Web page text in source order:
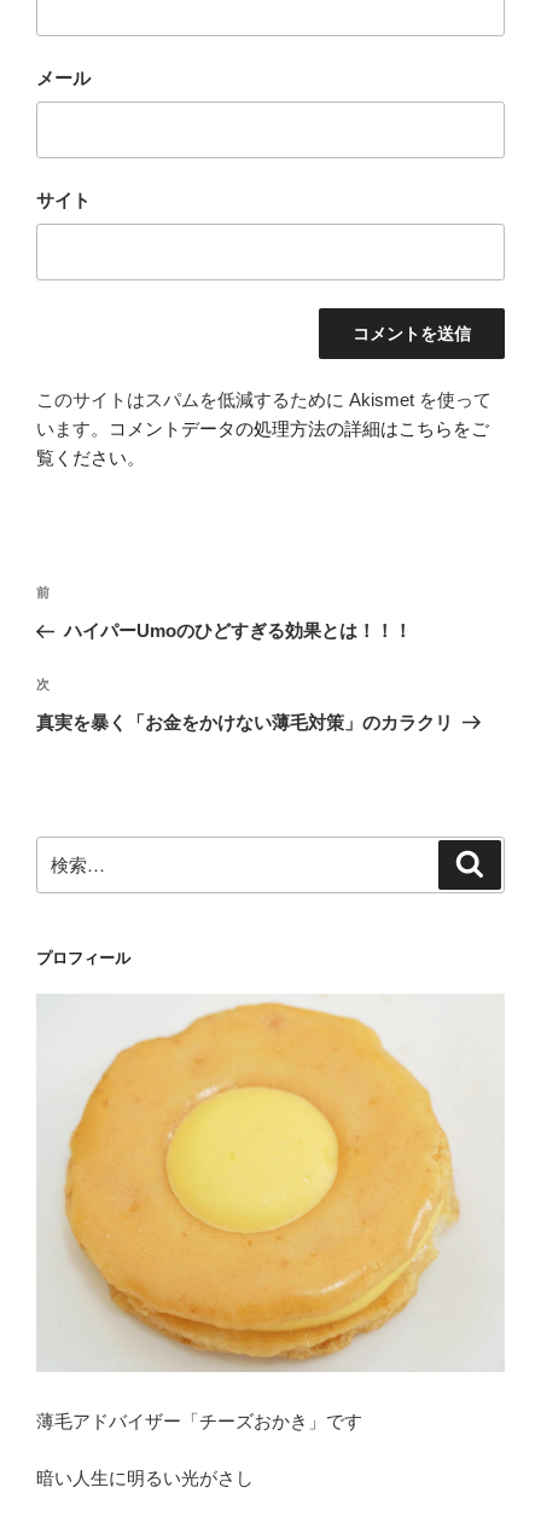
メール
サイト
このサイトはスパムを低減するために Akismet を使って
います。
コメントデータの処理方法の詳細はこちらをご
覧ください。
投
ナ
ビ
ゲ
ン
前
の
稿
前
ハイパーUmoのひどすぎる効果とは！！！
次
の
次
真実を暴く「お金をかけない薄毛対策」のカラクリ
索:
プロフィール
薄毛アドバイザー「チーズおかき」です
暗い人生に明るい光がさし